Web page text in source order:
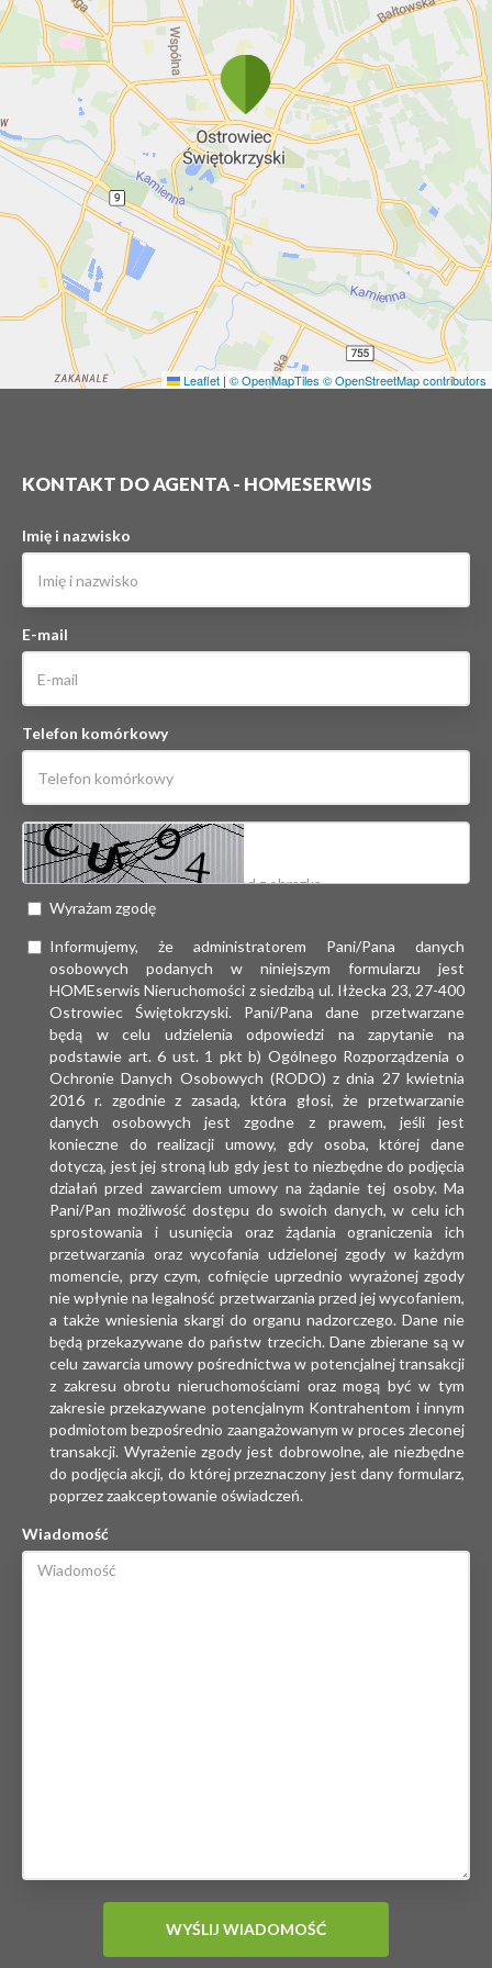
Leaflet | © OpenMapTiles © OpenStreetMap contributors
KONTAKT DO AGENTA - HOMESERWIS
Imię i nazwisko
E-mail
Telefon komórkowy
Wyrażam zgodę
Informujemy, że administratorem Pani/Pana danych
osobowych podanych w niniejszym formularzu jest
HOMEserwis Nieruchomości z siedzibą ul. Iłżecka 23, 27-400
Ostrowiec Świętokrzyski. Pani/Pana dane przetwarzane
będą w celu udzielenia odpowiedzi na zapytanie na
podstawie art. 6 ust. 1 pkt b) Ogólnego Rozporządzenia o
Ochronie Danych Osobowych (RODO) z dnia 27 kwietnia
2016 r. zgodnie z zasadą, która głosi, że przetwarzanie
danych osobowych jest zgodne z prawem, jeśli jest
konieczne do realizacji umowy, gdy osoba, której dane
dotyczą, jest jej stroną lub gdy jest to niezbędne do podjęcia
działań przed zawarciem umowy na żądanie tej osoby. Ma
Pani/Pan możliwość dostępu do swoich danych, w celu ich
sprostowania i usunięcia oraz żądania ograniczenia ich
przetwarzania oraz wycofania udzielonej zgody w każdym
momencie, przy czym, cofnięcie uprzednio wyrażonej zgody
nie wpłynie na legalność przetwarzania przed jej wycofaniem,
a także wniesienia skargi do organu nadzorczego. Dane nie
będą przekazywane do państw trzecich. Dane zbierane są w
celu zawarcia umowy pośrednictwa w potencjalnej transakcji
z zakresu obrotu nieruchomościami oraz mogą być w tym
zakresie przekazywane potencjalnym Kontrahentom i innym
podmiotom bezpośrednio zaangażowanym w proces zleconej
transakcji. Wyrażenie zgody jest dobrowolne, ale niezbędne
do podjęcia akcji, do której przeznaczony jest dany formularz,
poprzez zaakceptowanie oświadczeń.
Wiadomość